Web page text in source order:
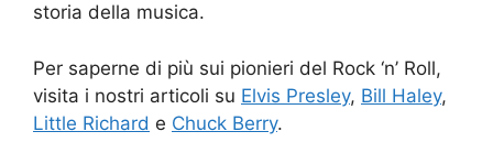
storia della musica.
Per saperne di più sui pionieri del Rock ‘n’ Roll,
visita i nostri articoli su Elvis Presley, Bill Haley,
Little Richard e Chuck Berry.